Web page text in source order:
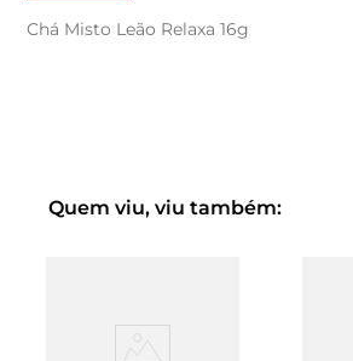
Chá Misto Leão Relaxa 16g
Quem viu, viu também: